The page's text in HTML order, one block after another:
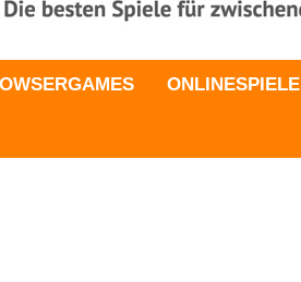
ONLINESPIELE